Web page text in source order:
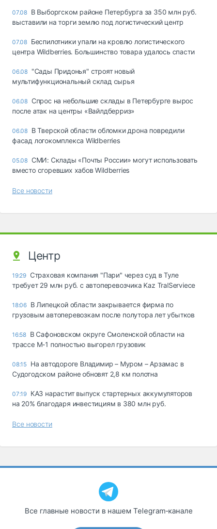
07.08 В Выборгском районе Петербурга за 350 млн руб.
выставили на торги землю под логистический центр
07.08 Беспилотники упали на кровлю логистического
центра Wildberries. Большинство товара удалось спасти
06.08 "Сады Придонья" строят новый
мультифункциональный склад сырья
06.08 Спрос на небольшие склады в Петербурге вырос
после атак на центры «Вайлдберриз»
06.08 В Тверской области обломки дрона повредили
фасад логокомплекса Wildberries
05.08 СМИ: Склады «Почты России» могут использовать
вместо сгоревших хабов Wildberries
Все новости
Центр
19:29 Страховая компания "Пари" через суд в Туле
требует 29 млн руб. с автоперевозчика Kaz TralServiece
18:06 В Липецкой области закрывается фирма по
грузовым автоперевозкам после полутора лет убытков
16:58 В Сафоновском округе Смоленской области на
трассе М-1 полностью выгорел грузовик
08:15 На автодороге Владимир – Муром – Арзамас в
Судогодском районе обновят 2,8 км полотна
07:19 КАЗ нарастит выпуск стартерных аккумуляторов
на 20% благодаря инвестициям в 380 млн руб.
Все новости
Все главные новости в нашем Telegram‑канале